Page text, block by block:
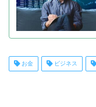
お金 ビジネス